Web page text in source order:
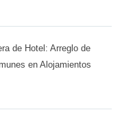
de Hotel: Arreglo de
en Alojamientos